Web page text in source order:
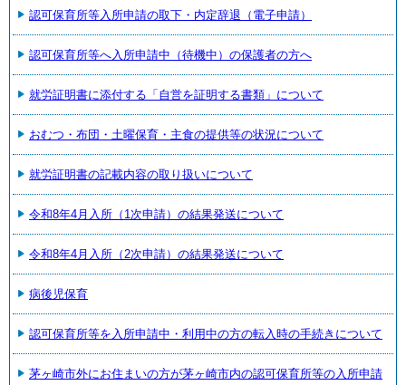
認可保育所等入所申請の取下・内定辞退（電子申請）
認可保育所等へ入所申請中（待機中）の保護者の方へ
就労証明書に添付する「自営を証明する書類」について
おむつ・布団・土曜保育・主食の提供等の状況について
就労証明書の記載内容の取り扱いについて
令和8年4月入所（1次申請）の結果発送について
令和8年4月入所（2次申請）の結果発送について
病後児保育
認可保育所等を入所申請中・利用中の方の転入時の手続きについて
茅ヶ崎市外にお住まいの方が茅ヶ崎市内の認可保育所等の入所申請